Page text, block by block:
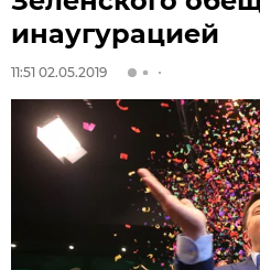
инаугурацией
11:51 02.05.2019